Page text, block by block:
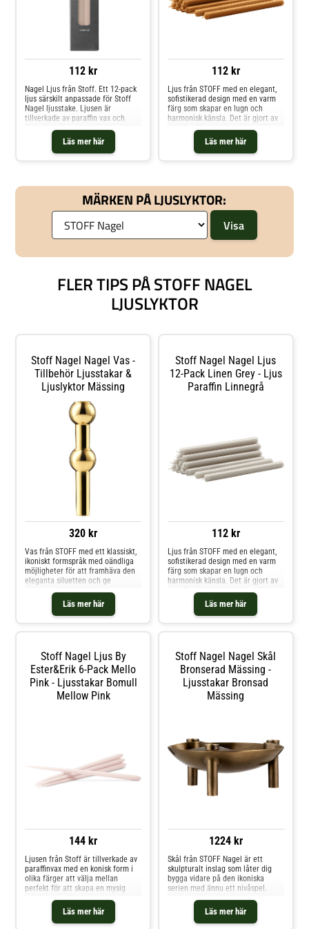
112 kr
Läs mer här
Nagel Ljus från Stoff. Ett 12-pack
ljus särskilt anpassade för Stoff
Nagel ljusstake. Ljusen är
tillverkade av paraffin vax och
färgade rakt igenom för högre
kvalitet och ett mer rustikt
utseende. Shoppa Ljus och mer
Ljusstakar & Ljuslyktor hos Royal
112 kr
Läs mer här
Ljus från STOFF med en elegant,
sofistikerad design med en varm
färg som skapar en lugn och
harmonisk känsla. Det är gjort av
paraffin för att värna om miljön
med en veke i bomull.Tillverkat i
Tyskland.Om ljuset från STOFF-
Stoff Nagel uppskattas för det
att placera i direkt solljus.-
Tillverkat i Tyskland.- Säljs i 12-
pack. Shoppa Ljus och mer
Ljusstakar & Ljuslyktor hos Royal
MÄRKEN PÅ LJUSLYKTOR:
FLER TIPS PÅ STOFF NAGEL
LJUSLYKTOR
Stoff Nagel Nagel Vas -
Tillbehör Ljusstakar &
Ljuslyktor Mässing
320 kr
Läs mer här
Vas från STOFF med ett klassiskt,
ikoniskt formspråk med oändliga
möjligheter för att framhäva den
eleganta siluetten och ge
uttryck. Kombinera vasen med
ljushållare från STOFF.Om vasen
från STOFF- Nagel uppskattas för
Shoppa Tillbehör ljusstakar &
ljuslyktor och mer Ljusstakar &
Ljuslyktor hos Royal Design.
Stoff Nagel Nagel Ljus
12-Pack Linen Grey - Ljus
Paraffin Linnegrå
112 kr
Läs mer här
Ljus från STOFF med en elegant,
sofistikerad design med en varm
färg som skapar en lugn och
harmonisk känsla. Det är gjort av
med en veke i bomull.Tillverkat i
Tyskland.Om ljuset från STOFF-
Stoff Nagel uppskattas för det
Tillverkat i Tyskland.- Säljs i 12-
pack. Shoppa Ljus och mer
Ljusstakar & Ljuslyktor hos Royal
Design.
Stoff Nagel Ljus By
Ester&Erik 6-Pack Mello
Pink - Ljusstakar Bomull
Mellow Pink
144 kr
Läs mer här
Ljusen från Stoff är tillverkade av
paraffinvax med en konisk form i
olika färger att välja mellan
perfekt för att skapa en mysig
stämning i vilket rum som helst.
Välj ut en favoritfärg eller
kombinera flera och skapa en unik
Stoff Nagel Nagel Skål
Bronserad Mässing -
Ljusstakar Bronsad
Mässing
1224 kr
Läs mer här
Skål från STOFF Nagel är ett
skulpturalt inslag som låter dig
bygga vidare på den ikoniska
serien med ännu ett nivåspel.
Ursprungligen formgiven som
askkopp på 1960-talet har den nu
fått nytt liv som dekorativ skål, där